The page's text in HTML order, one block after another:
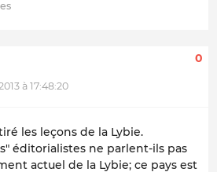
à 17:48:20
0
les leçons de la Lybie.
éditorialistes ne parlent-ils pas
actuel de la Lybie; ce pays est